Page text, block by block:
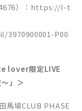
）：https://l-t
P00
lover限定LIVE
」＞
馬場CLUB PHASE